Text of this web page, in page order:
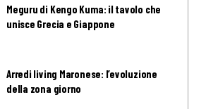
Meguru di Kengo Kuma: il tavolo che
unisce Grecia e Giappone
Arredi living Maronese: l’evoluzione
della zona giorno